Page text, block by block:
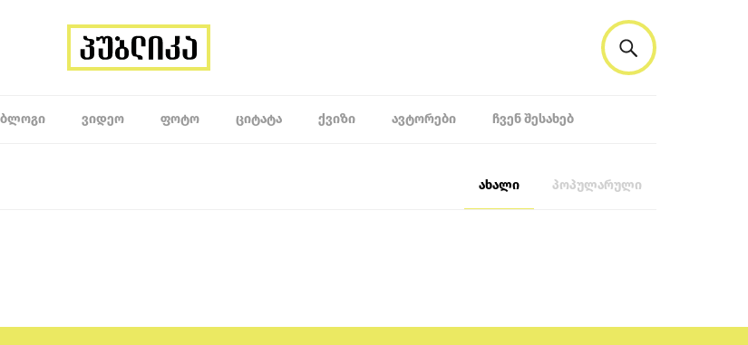
ᲑᲚᲝᲒᲘ ᲕᲘᲓᲔᲝ ᲤᲝᲢᲝ ᲪᲘᲢᲐᲢᲐ ᲥᲕᲘᲖᲘ ᲐᲕᲢᲝᲠᲔᲑᲘ ᲩᲕᲔᲜ ᲨᲔᲡᲐᲮᲔᲑ
ახალი პოპულარული